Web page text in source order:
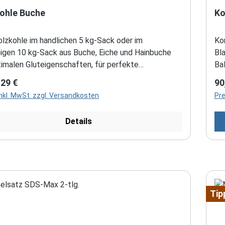
Buche
5 kg-Sack oder im
10 kg-Sack aus Buche, Eiche und Hainbuche
Gluteigenschaften, für perfekte
gleichmäßige und lange Brenndauer wenig
und geringe Rauchentwicklung Menge: 5 kg /
Preis:
€
MwSt. zzgl. Versandkosten
Details
1/